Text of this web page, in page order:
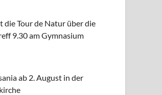
die Tour de Natur über die
9.30 am Gymnasium
ab 2. August in der